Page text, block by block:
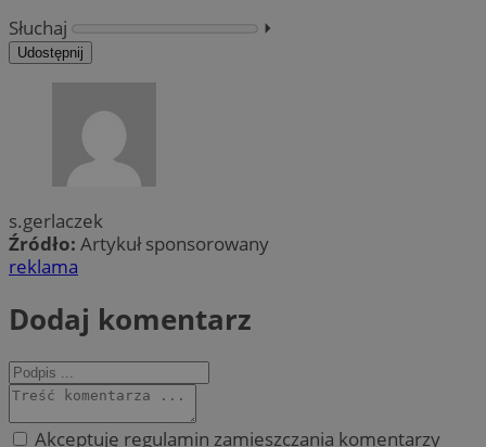
Słuchaj
⏵︎
Udostępnij
s.gerlaczek
Źródło: Artykuł sponsorowany
reklama
Dodaj komentarz
Akceptuję regulamin zamieszczania komentarzy